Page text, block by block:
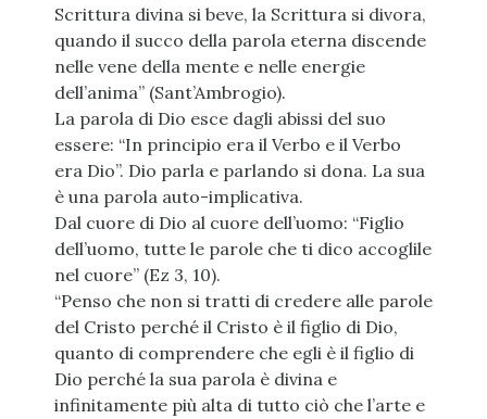
Scrittura divina si beve, la Scrittura si divora,
quando il succo della parola eterna discende
nelle vene della mente e nelle energie
dell’anima” (Sant’Ambrogio).
La parola di Dio esce dagli abissi del suo
essere: “In principio era il Verbo e il Verbo
era Dio”. Dio parla e parlando si dona. La sua
è una parola auto-implicativa.
Dal cuore di Dio al cuore dell’uomo: “Figlio
dell’uomo, tutte le parole che ti dico accoglile
nel cuore” (Ez 3, 10).
“Penso che non si tratti di credere alle parole
del Cristo perché il Cristo è il figlio di Dio,
quanto di comprendere che egli è il figlio di
Dio perché la sua parola è divina e
infinitamente più alta di tutto ciò che l’arte e